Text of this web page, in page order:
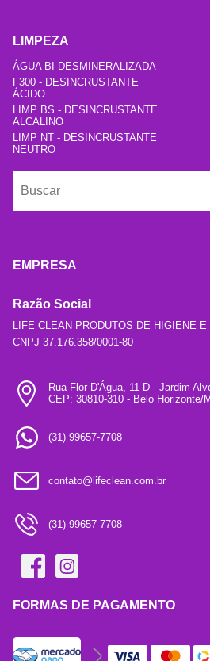
LIMPEZA
ÁGUA BI-DESMINERALIZADA
F300 - DESINCRUSTANTE
ÁCIDO
LIMP BS - DESINCRUSTANTE
ALCALINO
LIMP NT - DESINCRUSTANTE
NEUTRO
EMPRESA
Razão Social
LIFE CLEAN PRODUTOS DE HIGIENE E
CNPJ 37.176.358/0001-80
Rua Flor D'Água, 11 D - Jardim
CEP: 30810-310 - Belo Horizonte/
(31) 99657-7708
contato@lifeclean.com.br
(31) 99657-7708
FORMAS DE PAGAMENTO